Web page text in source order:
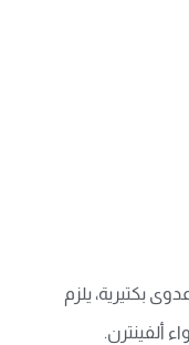
بكتيرية، يلزم
ألفينترن.